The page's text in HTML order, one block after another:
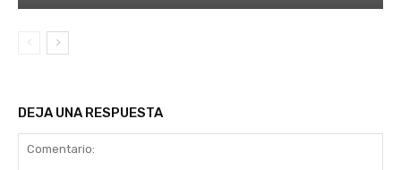
DEJA UNA RESPUESTA